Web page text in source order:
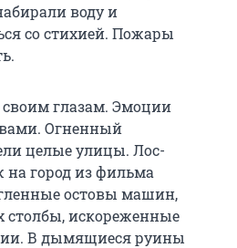
воду и
со стихией. Пожары
глазам. Эмоции
Огненный
целые улицы. Лос-
на город из фильма
остовы машин,
столбы, искореженные
В дымящиеся руины